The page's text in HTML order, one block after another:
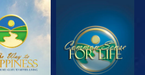
ΠΑΡΑΚΟΛΟΥΘΗΣΤΕ